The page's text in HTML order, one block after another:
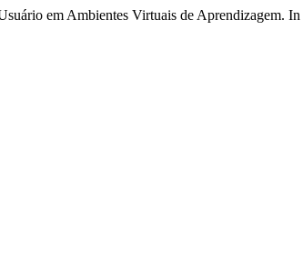
em Ambientes Virtuais de Aprendizagem. In